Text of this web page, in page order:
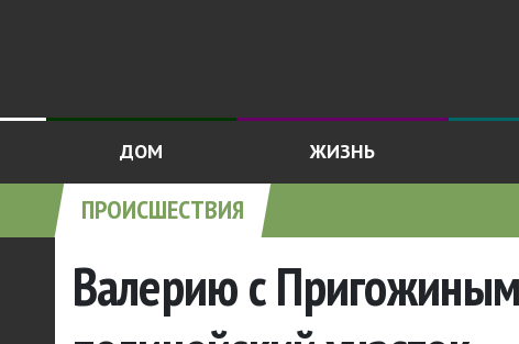
ДОМ ЖИЗНЬ
ПРОИСШЕСТВИЯ
Валерию с